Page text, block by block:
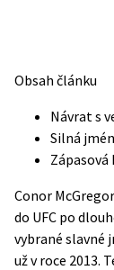
Obsah článku
Návrat s
Silná
Zápasová
Conor
do UFC po
vybrané slavné
už v roce 2013.